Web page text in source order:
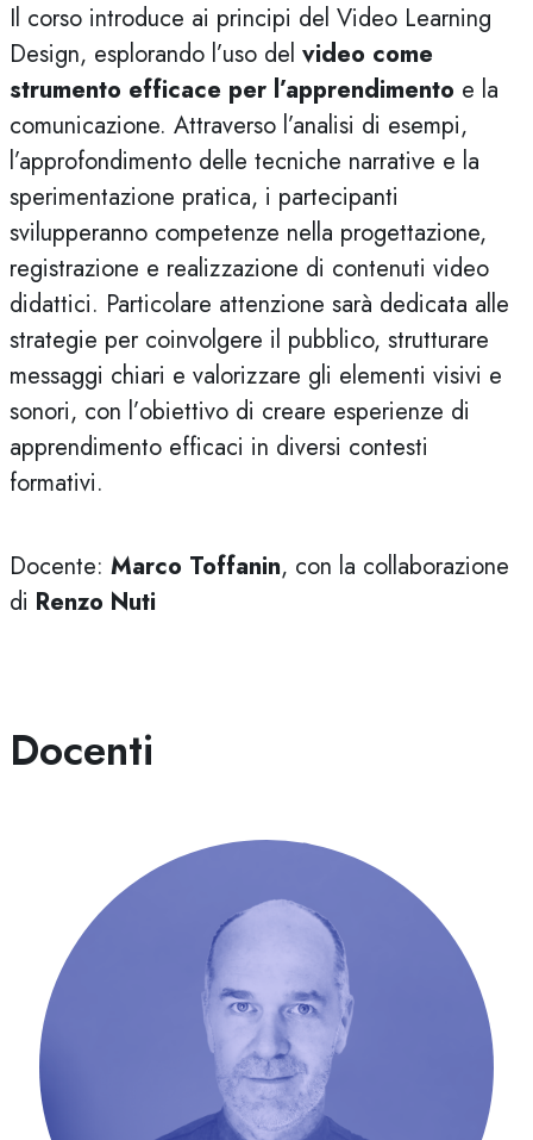
Il corso introduce ai principi del Video Learning
Design, esplorando l’uso del video come
strumento efficace per l’apprendimento e la
comunicazione. Attraverso l’analisi di esempi,
l’approfondimento delle tecniche narrative e la
sperimentazione pratica, i partecipanti
svilupperanno competenze nella progettazione,
registrazione e realizzazione di contenuti video
didattici. Particolare attenzione sarà dedicata alle
strategie per coinvolgere il pubblico, strutturare
messaggi chiari e valorizzare gli elementi visivi e
sonori, con l’obiettivo di creare esperienze di
apprendimento efficaci in diversi contesti
formativi.
Docente: Marco Toffanin, con la collaborazione
di Renzo Nuti
Docenti